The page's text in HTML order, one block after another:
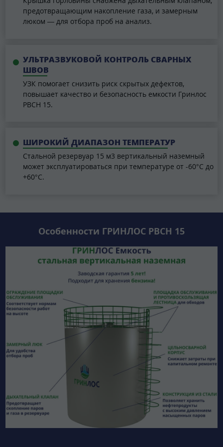
предотвращающим накопление газа, и замерным
люком — для отбора проб на анализ.
УЛЬТРАЗВУКОВОЙ КОНТРОЛЬ СВАРНЫХ
ШВОВ
УЗК помогает снизить риск скрытых дефектов,
повышает качество и безопасность емкости Гринлос
РВСН 15.
ШИРОКИЙ ДИАПАЗОН ТЕМПЕРАТУР
Стальной резервуар 15 м3 вертикальный наземный
может эксплуатироваться при температуре от -60°C до
+60°C.
Особенности ГРИНЛОС РВСН 15